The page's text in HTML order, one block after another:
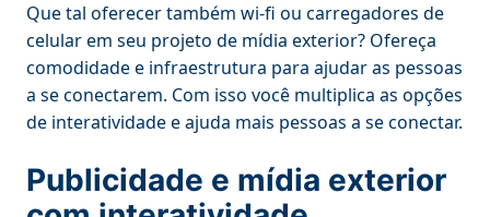
Que tal oferecer também wi-fi ou carregadores de
celular em seu projeto de mídia exterior? Ofereça
comodidade e infraestrutura para ajudar as pessoas
a se conectarem. Com isso você multiplica as opções
de interatividade e ajuda mais pessoas a se conectar.
Publicidade e mídia exterior